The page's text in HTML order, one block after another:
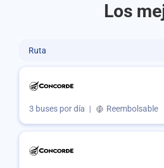
Los
Ruta
3 buses por día | Reembolsable